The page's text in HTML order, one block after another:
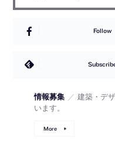
Follow
情報募集 ／ 建築・デ
います。
More